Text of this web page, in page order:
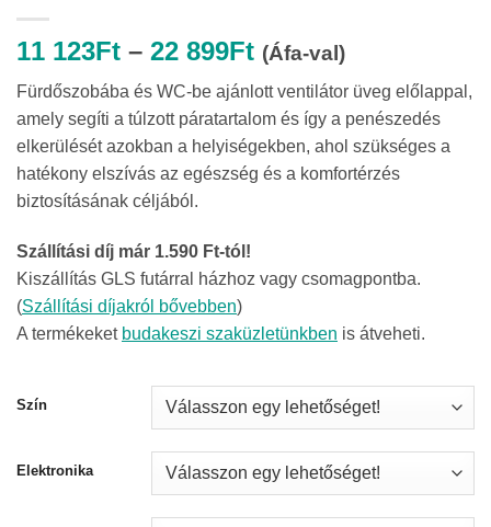
11 123Ft – 22 899FtÁrtartomány:
123Ft
-
22
899Ft
(Áfa-val)
Fürdőszobába és WC-be ajánlott ventilátor üveg előlappal,
amely segíti a túlzott páratartalom és így a penészedés
elkerülését azokban a helyiségekben, ahol szükséges a
hatékony elszívás az egészség és a komfortérzés
biztosításának céljából.
Szállítási díj már 1.590 Ft-tól!
Kiszállítás GLS futárral házhoz vagy csomagpontba.
(Szállítási díjakról bővebben)
A termékeket budakeszi szaküzletünkben is átveheti.
Szín
Elektronika